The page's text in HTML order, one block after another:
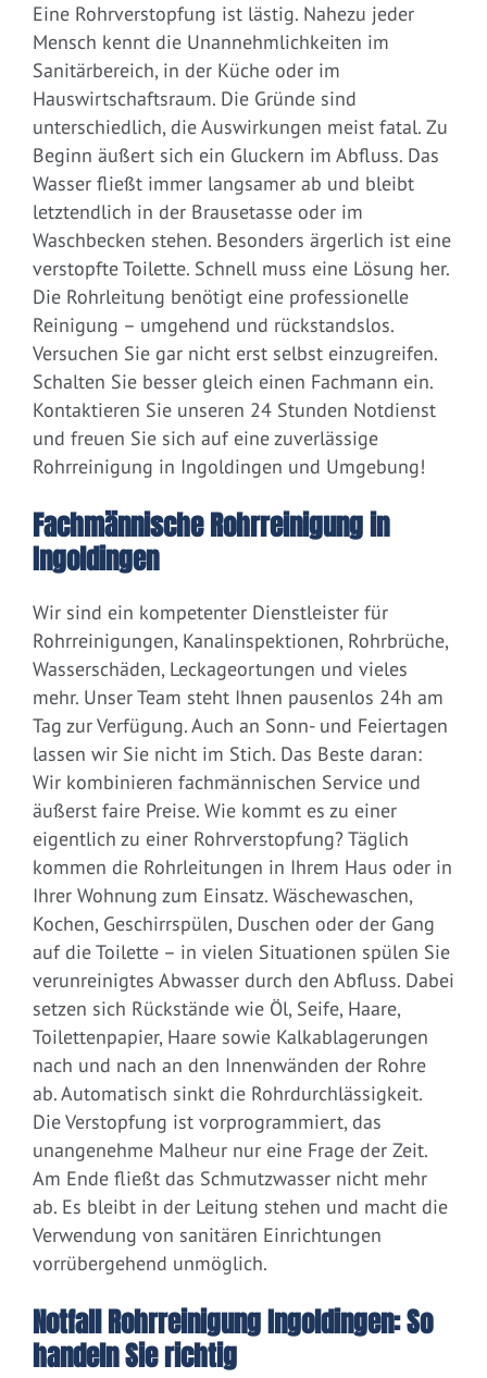
Eine Rohrverstopfung ist lästig. Nahezu jeder
Mensch kennt die Unannehmlichkeiten im
Sanitärbereich, in der Küche oder im
Hauswirtschaftsraum. Die Gründe sind
unterschiedlich, die Auswirkungen meist fatal. Zu
Beginn äußert sich ein Gluckern im Abfluss. Das
Wasser fließt immer langsamer ab und bleibt
letztendlich in der Brausetasse oder im
Waschbecken stehen. Besonders ärgerlich ist eine
verstopfte Toilette. Schnell muss eine Lösung her.
Die Rohrleitung benötigt eine professionelle
Reinigung – umgehend und rückstandslos.
Versuchen Sie gar nicht erst selbst einzugreifen.
Schalten Sie besser gleich einen Fachmann ein.
Kontaktieren Sie unseren 24 Stunden Notdienst
und freuen Sie sich auf eine zuverlässige
Rohrreinigung in Ingoldingen und Umgebung!
Fachmännische Rohrreinigung in
Ingoldingen
Wir sind ein kompetenter Dienstleister für
Rohrreinigungen, Kanalinspektionen, Rohrbrüche,
Wasserschäden, Leckageortungen und vieles
mehr. Unser Team steht Ihnen pausenlos 24h am
Tag zur Verfügung. Auch an Sonn- und Feiertagen
lassen wir Sie nicht im Stich. Das Beste daran:
Wir kombinieren fachmännischen Service und
äußerst faire Preise. Wie kommt es zu einer
eigentlich zu einer Rohrverstopfung? Täglich
kommen die Rohrleitungen in Ihrem Haus oder in
Ihrer Wohnung zum Einsatz. Wäschewaschen,
Kochen, Geschirrspülen, Duschen oder der Gang
auf die Toilette – in vielen Situationen spülen Sie
verunreinigtes Abwasser durch den Abfluss. Dabei
setzen sich Rückstände wie Öl, Seife, Haare,
Toilettenpapier, Haare sowie Kalkablagerungen
nach und nach an den Innenwänden der Rohre
ab. Automatisch sinkt die Rohrdurchlässigkeit.
Die Verstopfung ist vorprogrammiert, das
unangenehme Malheur nur eine Frage der Zeit.
Am Ende fließt das Schmutzwasser nicht mehr
ab. Es bleibt in der Leitung stehen und macht die
Verwendung von sanitären Einrichtungen
vorrübergehend unmöglich.
Notfall Rohrreinigung Ingoldingen: So
handeln Sie richtig